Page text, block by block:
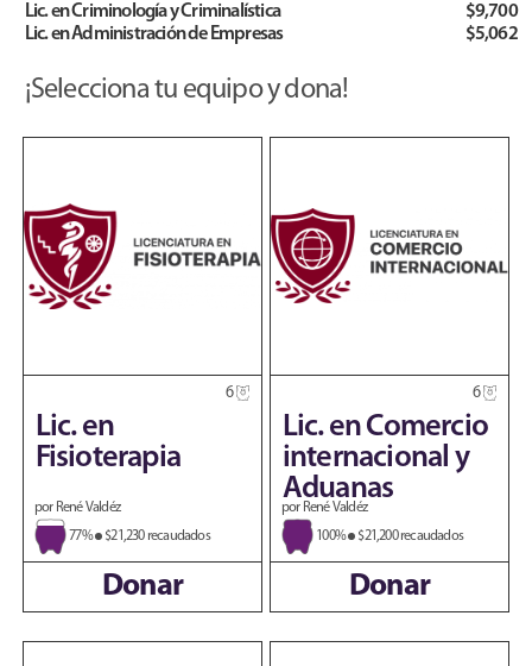
Lic. en Criminología y Criminalística
$9,700
Lic. en Administración de Empresas
$5,062
¡Selecciona tu equipo y dona!
6
Lic. en
Fisioterapia
por René Valdéz
77%
$21,230 recaudados
Donar
6
Lic. en Comercio
internacional y
Aduanas
por René Valdéz
100%
$21,200 recaudados
Donar